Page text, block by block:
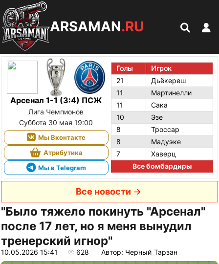
ARSAMAN.RU
Арсенал 1-1 (3:4) ПСЖ
Лига Чемпионов
Суббота 30 мая 19:00
Мы Вконтакте
Атрибутика
Мы в Telegram
Голы
Игрок
21
Дьёкереш
11
Мартинелли
11
Сака
10
Эзе
8
Троссар
8
Мадуэке
7
Хаверц
Все бомбардиры
Все новости
"Было тяжело покинуть "Арсенал"
после 17 лет, но я меня вынудил
тренерский игнор"
10.05.2026 15:41 628 Автор: Черный_Тарзан